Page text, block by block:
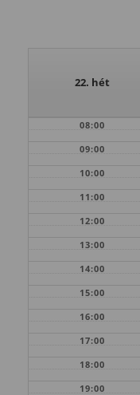
22. hét
08:00
09:00
10:00
11:00
12:00
13:00
14:00
15:00
16:00
17:00
18:00
19:00